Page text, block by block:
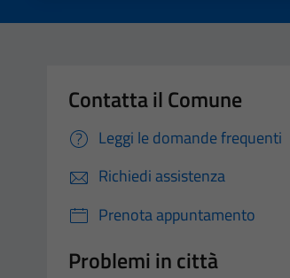
Contatta il Comune
Leggi le domande frequenti
Richiedi assistenza
Prenota appuntamento
Problemi in città